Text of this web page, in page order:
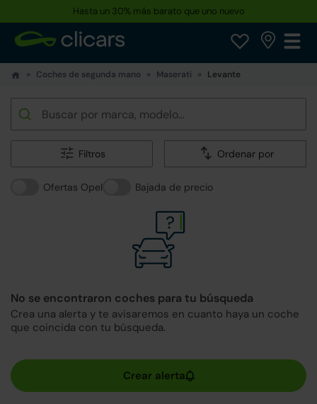
Hasta un 30% más barato que uno nuevo
Coches de segunda mano Maserati Levante
Filtros Ordenar por
Ofertas Opel Bajada de precio
No se encontraron coches para tu búsqueda
Crea una alerta y te avisaremos en cuanto haya un coche
que coincida con tu búsqueda.